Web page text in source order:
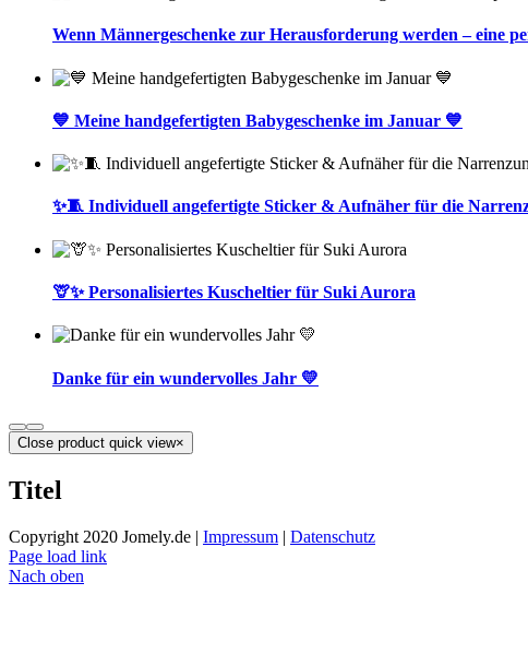
Wenn Männergeschenke zur Herausforderung werden – eine
💙 Meine handgefertigten Babygeschenke im Januar 💙
✨🧵 Individuell angefertigte Sticker & Aufnäher für die
🦒✨ Personalisiertes Kuscheltier für Suki Aurora
Danke für ein wundervolles Jahr 💛
Close product quick view×
Titel
Copyright 2020 Jomely.de | Impressum | Datenschutz
Page load link
Nach oben